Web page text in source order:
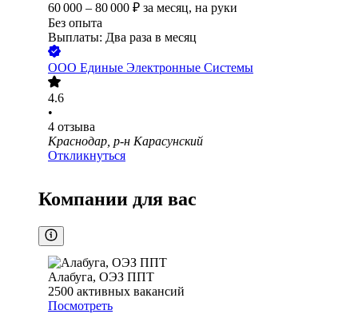
60 000 – 80 000 ₽ за месяц, на руки
Без опыта
Выплаты: Два раза в месяц
ООО Единые Электронные Системы
4.6
•
4 отзыва
Краснодар, р-н Карасунский
Откликнуться
Компании для вас
Алабуга, ОЭЗ ППТ
2500 активных вакансий
Посмотреть